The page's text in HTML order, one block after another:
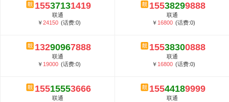
15537131419
联通
￥24150 (话费:0)
15538299888
联通
￥ 16800 (话费:0)
13290967888
联通
￥ 19000 (话费:0)
15538300888
联通
￥ 16800 (话费:0)
15515553666
联通
15544189999
联通